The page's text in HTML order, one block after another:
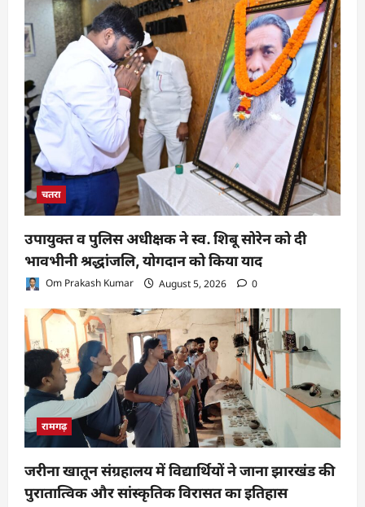
चतरा
उपायुक्त व पुलिस अधीक्षक ने स्व. शिबू सोरेन को दी
भावभीनी श्रद्धांजलि, योगदान को किया याद
Om Prakash Kumar August 5, 2026 0
रामगढ़
जरीना खातून संग्रहालय में विद्यार्थियों ने जाना झारखंड की
पुरातात्विक और सांस्कृतिक विरासत का इतिहास